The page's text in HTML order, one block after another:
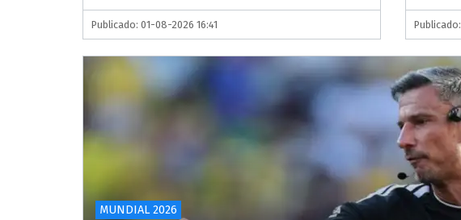
Publicado: 01-08-2026 16:41
MUNDIAL 2026